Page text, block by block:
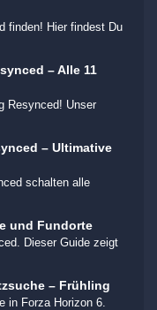
finden! Hier findest Du
– Alle 11
Resynced! Unser
– Ultimative
schalten alle
und Fundorte
Dieser Guide zeigt
– Frühling
in Forza Horizon 6.